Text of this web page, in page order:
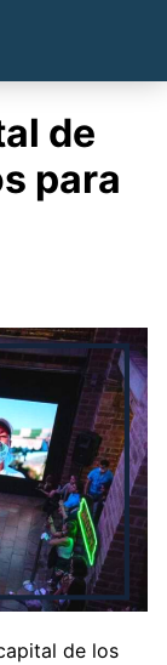
de
para
de los